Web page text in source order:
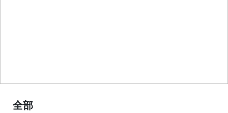
全部